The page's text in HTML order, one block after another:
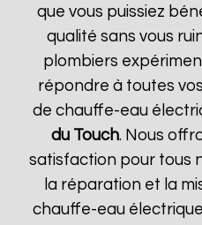
que vous puissiez
qualité sans vous
plombiers
répondre à toutes
de chauffe-eau
du Touch. Nous
satisfaction pour tous
la réparation et la
chauffe-eau